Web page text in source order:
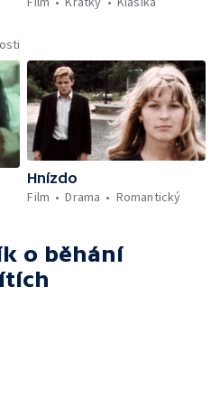
Hnízdo
Film
Drama Romantický
o běhání